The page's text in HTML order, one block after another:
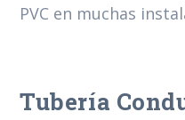
PVC en muchas
Tubería